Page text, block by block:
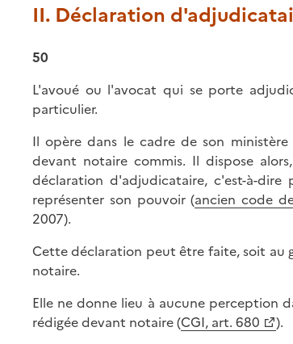
II. Déclaration
50
L'avoué ou l'avocat qui se porte
particulier.
Il opère dans le cadre de son
devant notaire commis. Il dispose
déclaration d'adjudicataire, c'est-à-
représenter son pouvoir (ancien code
2007).
Cette déclaration peut être faite, soit au
notaire.
Elle ne donne lieu à aucune perception
rédigée devant notaire (CGI, art. 680
).